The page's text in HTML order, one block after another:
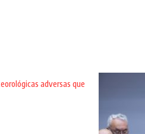
adversas que